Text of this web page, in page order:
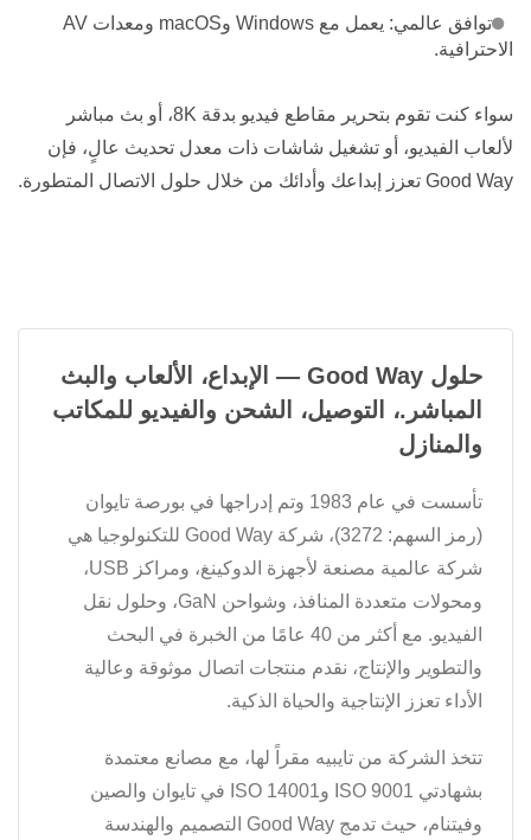
توافق عالمي: يعمل مع Windows وmacOS ومعدات AV
الاحترافية.
سواء كنت تقوم بتحرير مقاطع فيديو بدقة 8K، أو بث مباشر
لألعاب الفيديو، أو تشغيل شاشات ذات معدل تحديث عالٍ، فإن
Good Way تعزز إبداعك وأدائك من خلال حلول الاتصال المتطورة.
حلول Good Way — الإبداع، الألعاب والبث
المباشر.، التوصيل، الشحن والفيديو للمكاتب
والمنازل
تأسست في عام 1983 وتم إدراجها في بورصة تايوان
(رمز السهم: 3272)، شركة Good Way للتكنولوجيا هي
شركة عالمية مصنعة لأجهزة الدوكينغ، ومراكز USB،
ومحولات متعددة المنافذ، وشواحن GaN، وحلول نقل
الفيديو. مع أكثر من 40 عامًا من الخبرة في البحث
والتطوير والإنتاج، نقدم منتجات اتصال موثوقة وعالية
الأداء تعزز الإنتاجية والحياة الذكية.
تتخذ الشركة من تايبيه مقراً لها، مع مصانع معتمدة
بشهادتي ISO 9001 وISO 14001 في تايوان والصين
وفيتنام، حيث تدمج Good Way التصميم والهندسة